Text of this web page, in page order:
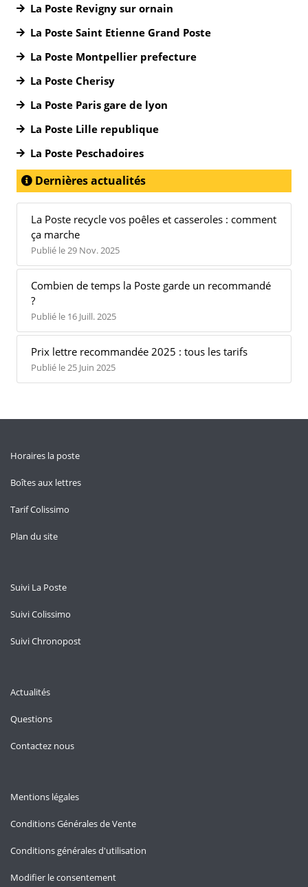
La Poste Revigny sur ornain
La Poste Saint Etienne Grand Poste
La Poste Montpellier prefecture
La Poste Cherisy
La Poste Paris gare de lyon
La Poste Lille republique
La Poste Peschadoires
Dernières actualités
La Poste recycle vos poêles et casseroles : comment
ça marche
Publié le 29 Nov. 2025
Combien de temps la Poste garde un recommandé
?
Publié le 16 Juill. 2025
Prix lettre recommandée 2025 : tous les tarifs
Publié le 25 Juin 2025
Horaires la poste
Boîtes aux lettres
Tarif Colissimo
Plan du site
Suivi La Poste
Suivi Colissimo
Suivi Chronopost
Actualités
Questions
Contactez nous
Mentions légales
Conditions Générales de Vente
Conditions générales d'utilisation
Modifier le consentement